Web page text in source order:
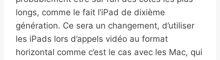
longs, comme le fait l’iPad de dixième
génération. Ce sera un changement, d’utiliser
les iPads lors d’appels vidéo au format
horizontal comme c’est le cas avec les Mac, qui